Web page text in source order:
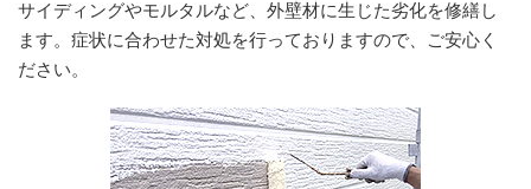
サイディングやモルタルなど、外壁材に生じた劣化を修繕し
ます。症状に合わせた対処を行っておりますので、ご安心く
ださい。